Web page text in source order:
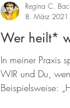
Wer heilt*
In meiner Praxis
WIR und Du,
Beispielsweise:
Regina C.
8. März 2021